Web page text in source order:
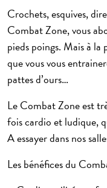
Crochets, esquives,
Combat Zone, vous
pieds poings. Mais à la
que vous vous
pattes d’ours…
LeCombat Zoneest
fois cardio et ludique,
A essayer dans nos
Les bénéfices du